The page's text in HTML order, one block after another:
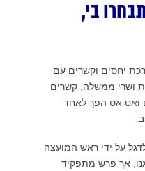
בי,
יחסים וקשרים עם
ושרי ממשלה, קשרים
ואט אט הפך לאחד
על ידי ראש המועצה
אך פרש מתפקיד